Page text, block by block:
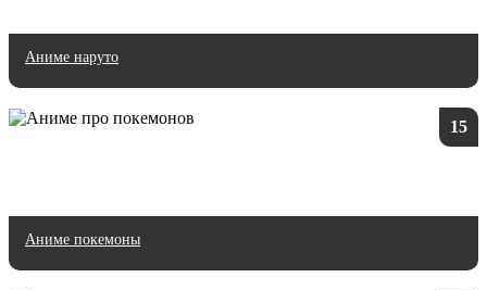
Аниме наруто
15
Аниме покемоны